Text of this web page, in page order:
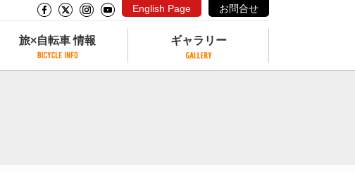
English Page お問合せ
旅×自転車 情報 ギャラリー